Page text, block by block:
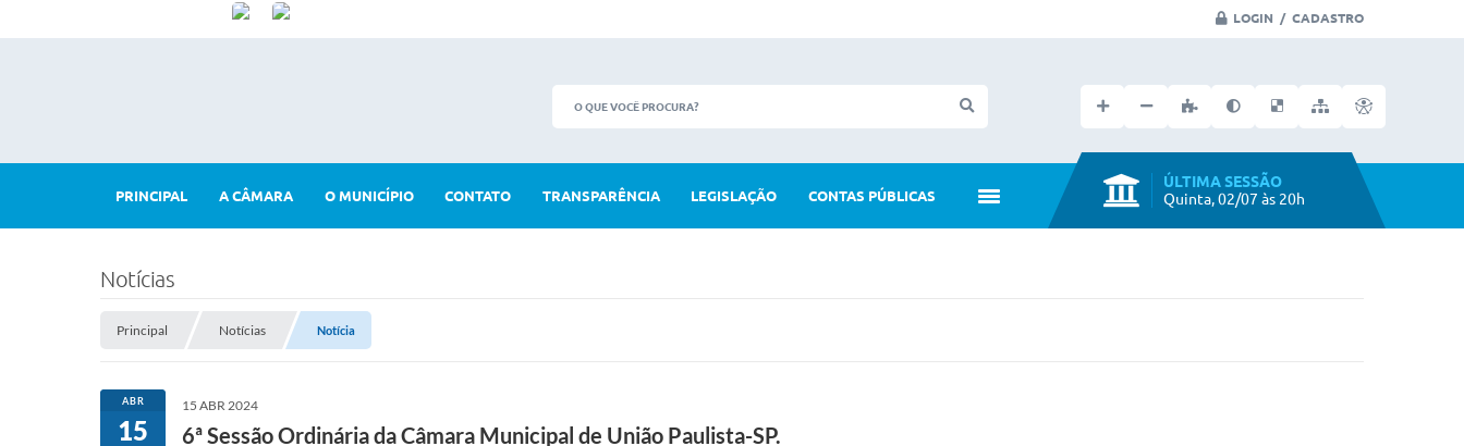
LOGIN / CADASTRO
PRINCIPAL A CÂMARA O MUNICÍPIO CONTATO TRANSPARÊNCIA LEGISLAÇÃO CONTAS PÚBLICAS
ÚLTIMA SESSÃO
Quinta, 02/07 às 20h
Notícias
Principal Notícias Notícia
ABR
15
15 ABR 2024
6ª Sessão Ordinária da Câmara Municipal de União Paulista-SP.